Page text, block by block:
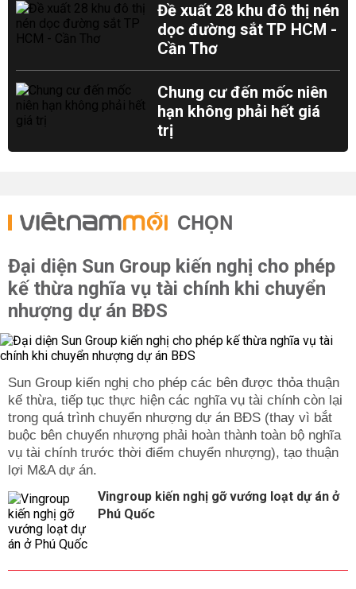
Đề xuất 28 khu đô thị nén
dọc đường sắt TP HCM -
Cần Thơ
Chung cư đến mốc niên
hạn không phải hết giá
trị
CHỌN
Đại diện Sun Group kiến nghị cho phép
kế thừa nghĩa vụ tài chính khi chuyển
nhượng dự án BĐS
Sun Group kiến nghị cho phép các bên được thỏa thuận
kế thừa, tiếp tục thực hiện các nghĩa vụ tài chính còn lại
trong quá trình chuyển nhượng dự án BĐS (thay vì bắt
buộc bên chuyển nhượng phải hoàn thành toàn bộ nghĩa
vụ tài chính trước thời điểm chuyển nhượng), tạo thuận
lợi M&A dự án.
Vingroup kiến nghị gỡ vướng loạt dự án ở
Phú Quốc